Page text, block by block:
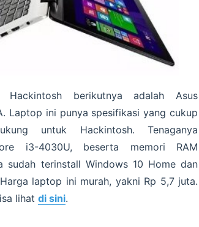
berikutnya adalah Asus
Laptop ini punya spesifikasi yang cukup
untuk Hackintosh. Tenaganya
i3-4030U, beserta memori RAM
sudah terinstall Windows 10 Home dan
laptop ini murah, yakni Rp 5,7 juta.
lihat di sini.